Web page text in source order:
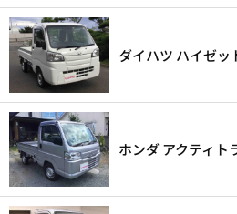
ダイハツ ハイゼッ
ホンダ アクティト